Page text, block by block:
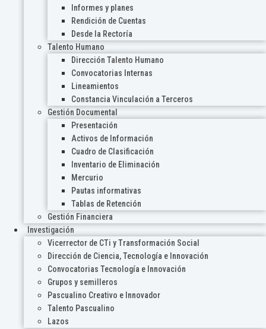
Informes y planes
Rendición de Cuentas
Desde la Rectoría
Talento Humano
Dirección Talento Humano
Convocatorias Internas
Lineamientos
Constancia Vinculación a Terceros
Gestión Documental
Presentación
Activos de Información
Cuadro de Clasificación
Inventario de Eliminación
Mercurio
Pautas informativas
Tablas de Retención
Gestión Financiera
Investigación
Vicerrector de CTi y Transformación Social
Dirección de Ciencia, Tecnología e Innovación
Convocatorias Tecnología e Innovación
Grupos y semilleros
Pascualino Creativo e Innovador
Talento Pascualino
Lazos